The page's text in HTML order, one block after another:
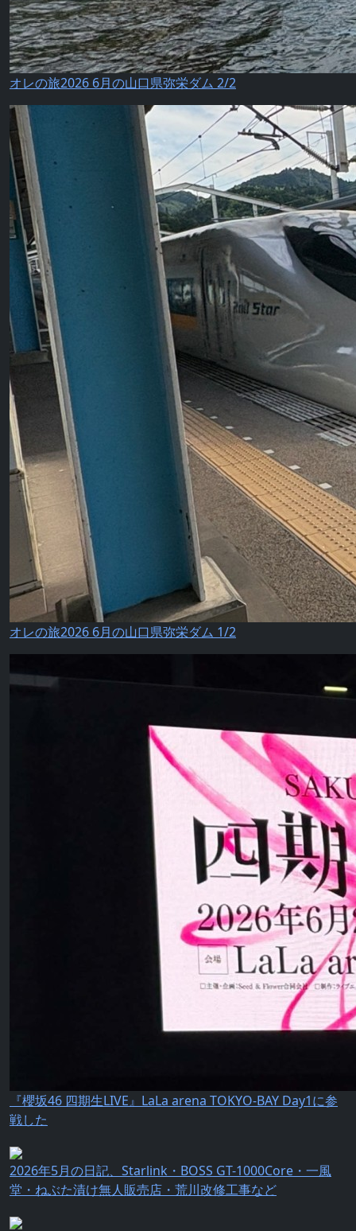
オレの旅2026 6月の山口県弥栄ダム 2/2
オレの旅2026 6月の山口県弥栄ダム 1/2
『櫻坂46 四期生LIVE』LaLa arena TOKYO-BAY Day1に参
戦した
2026年5月の日記、Starlink・BOSS GT-1000Core・一風
堂・ねぶた漬け無人販売店・荒川改修工事など